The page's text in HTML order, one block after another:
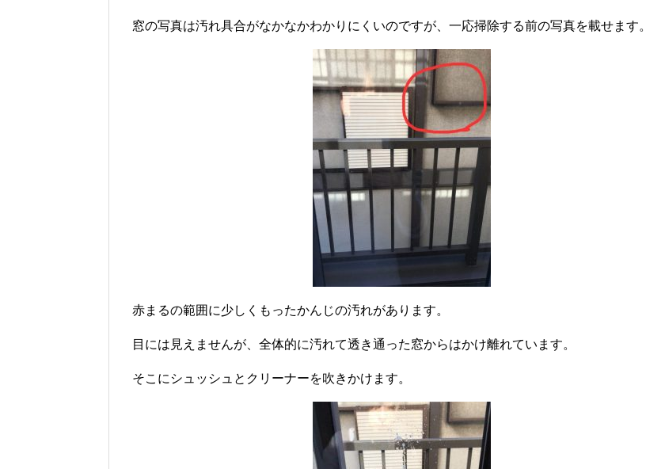
窓の写真は汚れ具合がなかなかわかりにくいのですが、一応掃除する前の写真を載せます。
赤まるの範囲に少しくもったかんじの汚れがあります。
目には見えませんが、全体的に汚れて透き通った窓からはかけ離れています。
そこにシュッシュとクリーナーを吹きかけます。